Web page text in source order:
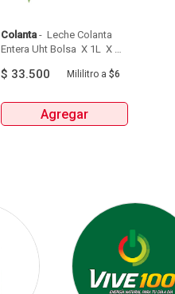
Colanta - Leche Colanta
Entera Uht Bolsa  X 1L  X
$ 33.500 Mililitroa $6
Agregar